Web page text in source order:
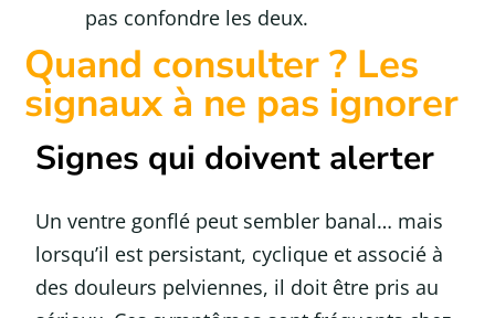
pas confondre les deux.
Quand consulter ? Les
signaux à ne pas ignorer
Signes qui doivent alerter
Un ventre gonflé peut sembler banal… mais
lorsqu’il est persistant, cyclique et associé à
des douleurs pelviennes, il doit être pris au